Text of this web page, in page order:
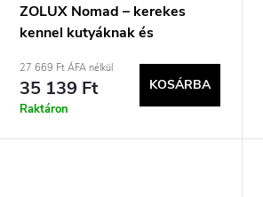
ZOLUX Nomad – kerekes
kennel kutyáknak és
27 669 Ft ÁFA nélkül
35 139 Ft
Raktáron
KOSÁRBA